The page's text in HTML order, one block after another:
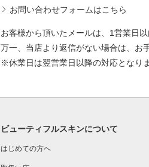
お問い合わせフォームはこちら
お客様から頂いたメールは、1営業日
万一、当店より返信がない場合は、お
※休業日は翌営業日以降の対応となり
ビューティフルスキンについて
はじめての方へ